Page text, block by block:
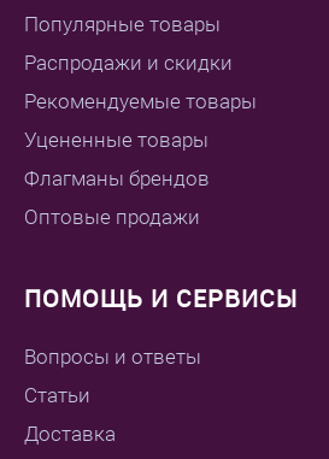
Популярные товары
Распродажи и скидки
Рекомендуемые товары
Уцененные товары
Флагманы брендов
Оптовые продажи
ПОМОЩЬ И СЕРВИСЫ
Вопросы и ответы
Статьи
Доставка